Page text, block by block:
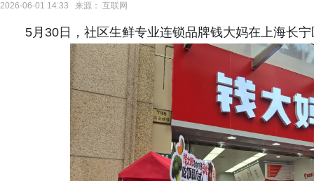
2026-06-01 14:33 来源： 互联网
5月30日，社区生鲜专业连锁品牌钱大妈在上海长